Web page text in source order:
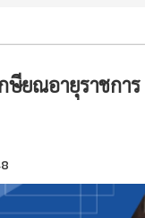
ยณอายุราชกา